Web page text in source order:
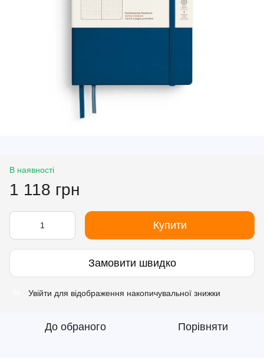
В наявності
1 118 грн
Купити
Замовити швидко
Увійти для відображення накопичувальної знижки
До обраного Порівняти